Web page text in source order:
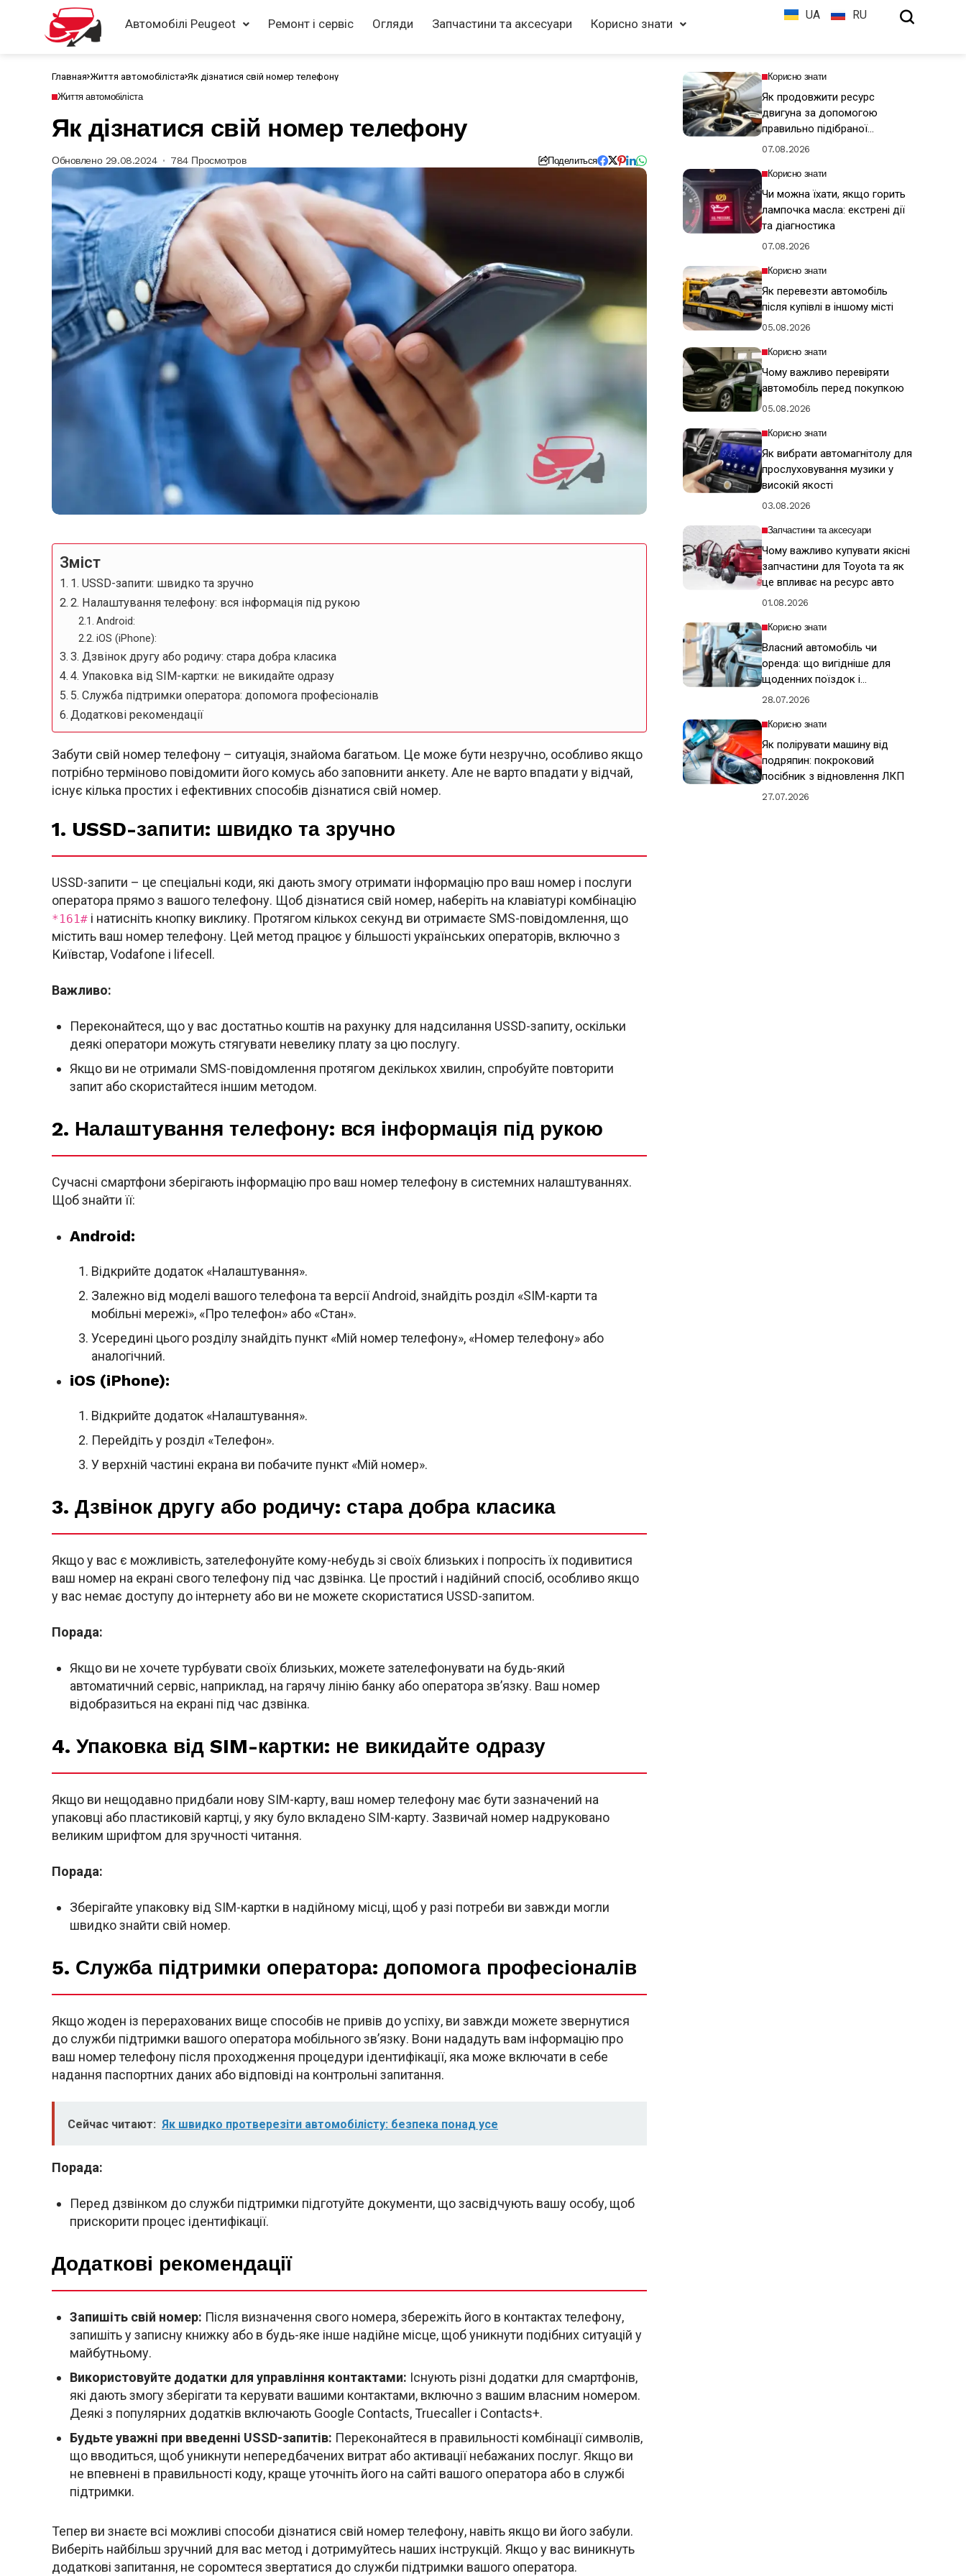
Автомобілі Peugeot Ремонт і сервіс Огляди Запчастини та аксесуари Корисно знати
UA RU
Главная Життя автомобіліста Як дізнатися свій номер телефону
Життя автомобіліста
Як дізнатися свій номер телефону
Обновлено 29.08.2024 784 Просмотров Поделиться
Зміст
1. USSD-запити: швидко та зручно
2. Налаштування телефону: вся інформація під рукою
Android:
iOS (iPhone):
3. Дзвінок другу або родичу: стара добра класика
4. Упаковка від SIM-картки: не викидайте одразу
5. Служба підтримки оператора: допомога професіоналів
Додаткові рекомендації
Забути свій номер телефону – ситуація, знайома багатьом. Це може бути незручно, особливо якщо
потрібно терміново повідомити його комусь або заповнити анкету. Але не варто впадати у відчай,
існує кілька простих і ефективних способів дізнатися свій номер.
1. USSD-запити: швидко та зручно
USSD-запити – це спеціальні коди, які дають змогу отримати інформацію про ваш номер і послуги
оператора прямо з вашого телефону. Щоб дізнатися свій номер, наберіть на клавіатурі комбінацію
*161# і натисніть кнопку виклику. Протягом кількох секунд ви отримаєте SMS-повідомлення, що
містить ваш номер телефону. Цей метод працює у більшості українських операторів, включно з
Київстар, Vodafone і lifecell.
Важливо:
Переконайтеся, що у вас достатньо коштів на рахунку для надсилання USSD-запиту, оскільки
деякі оператори можуть стягувати невелику плату за цю послугу.
Якщо ви не отримали SMS-повідомлення протягом декількох хвилин, спробуйте повторити
запит або скористайтеся іншим методом.
2. Налаштування телефону: вся інформація під рукою
Сучасні смартфони зберігають інформацію про ваш номер телефону в системних налаштуваннях.
Щоб знайти її:
Android:
Відкрийте додаток «Налаштування».
Залежно від моделі вашого телефона та версії Android, знайдіть розділ «SIM-карти та
мобільні мережі», «Про телефон» або «Стан».
Усередині цього розділу знайдіть пункт «Мій номер телефону», «Номер телефону» або
аналогічний.
iOS (iPhone):
Відкрийте додаток «Налаштування».
Перейдіть у розділ «Телефон».
У верхній частині екрана ви побачите пункт «Мій номер».
3. Дзвінок другу або родичу: стара добра класика
Якщо у вас є можливість, зателефонуйте кому-небудь зі своїх близьких і попросіть їх подивитися
ваш номер на екрані свого телефону під час дзвінка. Це простий і надійний спосіб, особливо якщо
у вас немає доступу до інтернету або ви не можете скористатися USSD-запитом.
Порада:
Якщо ви не хочете турбувати своїх близьких, можете зателефонувати на будь-який
автоматичний сервіс, наприклад, на гарячу лінію банку або оператора зв’язку. Ваш номер
відобразиться на екрані під час дзвінка.
4. Упаковка від SIM-картки: не викидайте одразу
Якщо ви нещодавно придбали нову SIM-карту, ваш номер телефону має бути зазначений на
упаковці або пластиковій картці, у яку було вкладено SIM-карту. Зазвичай номер надруковано
великим шрифтом для зручності читання.
Порада:
Зберігайте упаковку від SIM-картки в надійному місці, щоб у разі потреби ви завжди могли
швидко знайти свій номер.
5. Служба підтримки оператора: допомога професіоналів
Якщо жоден із перерахованих вище способів не привів до успіху, ви завжди можете звернутися
до служби підтримки вашого оператора мобільного зв’язку. Вони нададуть вам інформацію про
ваш номер телефону після проходження процедури ідентифікації, яка може включати в себе
надання паспортних даних або відповіді на контрольні запитання.
Сейчас читают: Як швидко протверезіти автомобілісту: безпека понад усе
Порада:
Перед дзвінком до служби підтримки підготуйте документи, що засвідчують вашу особу, щоб
прискорити процес ідентифікації.
Додаткові рекомендації
Запишіть свій номер: Після визначення свого номера, збережіть його в контактах телефону,
запишіть у записну книжку або в будь-яке інше надійне місце, щоб уникнути подібних ситуацій у
майбутньому.
Використовуйте додатки для управління контактами: Існують різні додатки для смартфонів,
які дають змогу зберігати та керувати вашими контактами, включно з вашим власним номером.
Деякі з популярних додатків включають Google Contacts, Truecaller і Contacts+.
Будьте уважні при введенні USSD-запитів: Переконайтеся в правильності комбінації символів,
що вводиться, щоб уникнути непередбачених витрат або активації небажаних послуг. Якщо ви
не впевнені в правильності коду, краще уточніть його на сайті вашого оператора або в службі
підтримки.
Тепер ви знаєте всі можливі способи дізнатися свій номер телефону, навіть якщо ви його забули.
Виберіть найбільш зручний для вас метод і дотримуйтесь наших інструкцій. Якщо у вас виникнуть
додаткові запитання, не соромтеся звертатися до служби підтримки вашого оператора.
Корисно знати
Як продовжити ресурс
двигуна за допомогою
правильно підібраної
моторної оливи
07.08.2026
Корисно знати
Чи можна їхати, якщо горить
лампочка масла: екстрені дії
та діагностика
07.08.2026
Корисно знати
Як перевезти автомобіль
після купівлі в іншому місті
05.08.2026
Корисно знати
Чому важливо перевіряти
автомобіль перед покупкою
05.08.2026
Корисно знати
Як вибрати автомагнітолу для
прослуховування музики у
високій якості
03.08.2026
Запчастини та аксесуари
Чому важливо купувати якісні
запчастини для Toyota та як
це впливає на ресурс авто
01.08.2026
Корисно знати
Власний автомобіль чи
оренда: що вигідніше для
щоденних поїздок і
подорожей
28.07.2026
Корисно знати
Як полірувати машину від
подряпин: покроковий
посібник з відновлення ЛКП
27.07.2026